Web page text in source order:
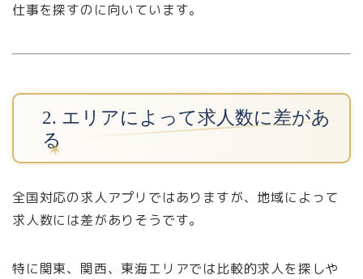
仕事を探すのに向いています。
2. エリアによって求人数に差があ
る
全国対応の求人アプリではありますが、地域によって
求人数には差がありそうです。
特に関東、関西、東海エリアでは比較的求人を探しや